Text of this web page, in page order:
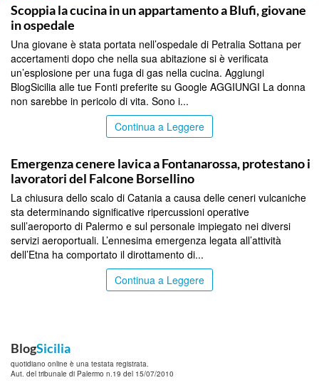
Scoppia la cucina in un appartamento a Blufi, giovane
in ospedale
Una giovane è stata portata nell’ospedale di Petralia Sottana per
accertamenti dopo che nella sua abitazione si è verificata
un’esplosione per una fuga di gas nella cucina. Aggiungi
BlogSicilia alle tue Fonti preferite su Google AGGIUNGI La donna
non sarebbe in pericolo di vita. Sono i...
Continua a Leggere
Emergenza cenere lavica a Fontanarossa, protestano i
lavoratori del Falcone Borsellino
La chiusura dello scalo di Catania a causa delle ceneri vulcaniche
sta determinando significative ripercussioni operative
sull’aeroporto di Palermo e sul personale impiegato nei diversi
servizi aeroportuali. L’ennesima emergenza legata all’attività
dell’Etna ha comportato il dirottamento di...
Continua a Leggere
BlogSicilia
quotidiano online è una testata registrata.
Aut. del tribunale di Palermo n.19 del 15/07/2010